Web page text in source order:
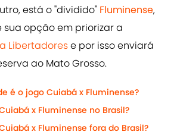
está o "dividido" Fluminense,
opção em priorizar a
Libertadorese por isso enviará
ao Mato Grosso.
é o jogo Cuiabá x Fluminense?
x Fluminense no Brasil?
x Fluminense fora do Brasil?